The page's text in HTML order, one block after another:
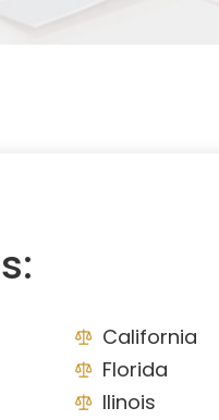
California
Florida
Ilinois